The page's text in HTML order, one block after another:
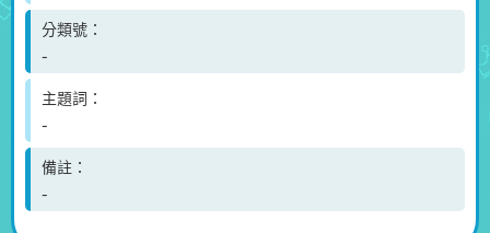
分類號
-
主題詞
-
備註
-